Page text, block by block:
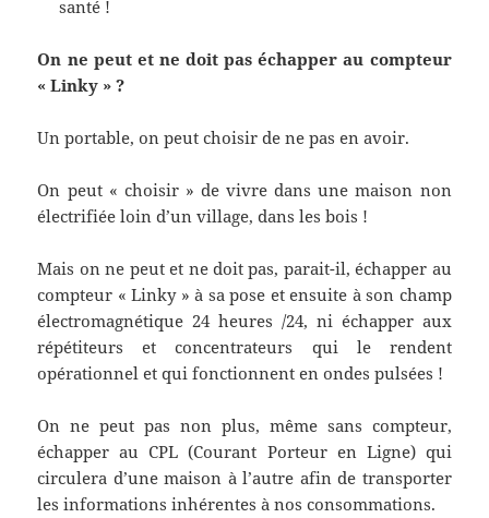
santé !
On ne peut et ne doit pas échapper au compteur
« Linky » ?
Un portable, on peut choisir de ne pas en avoir.
On peut « choisir » de vivre dans une maison non
électrifiée loin d’un village, dans les bois !
Mais on ne peut et ne doit pas, parait-il, échapper au
compteur « Linky » à sa pose et ensuite à son champ
électromagnétique 24 heures /24, ni échapper aux
répétiteurs et concentrateurs qui le rendent
opérationnel et qui fonctionnent en ondes pulsées !
On ne peut pas non plus, même sans compteur,
échapper au CPL (Courant Porteur en Ligne) qui
circulera d’une maison à l’autre afin de transporter
les informations inhérentes à nos consommations.